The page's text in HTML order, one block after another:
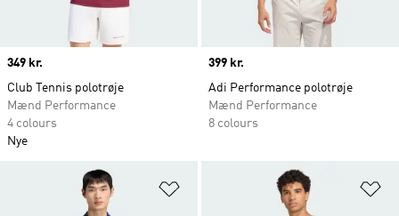
Price
349 kr.
Club Tennis polotrøje
Mænd Performance
4 colours
Nye
Price
399 kr.
Adi Performance polotrøje
Mænd Performance
8 colours
Føj til ønskeliste